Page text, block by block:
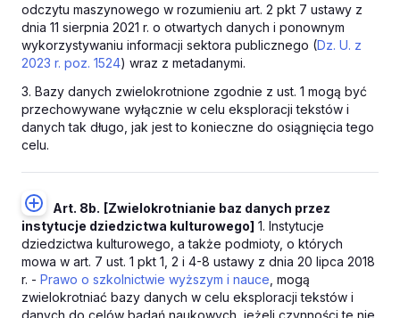
odczytu maszynowego w rozumieniu art. 2 pkt 7 ustawy z
dnia 11 sierpnia 2021 r. o otwartych danych i ponownym
wykorzystywaniu informacji sektora publicznego (Dz. U. z
2023 r. poz. 1524) wraz z metadanymi.
3. Bazy danych zwielokrotnione zgodnie z ust. 1 mogą być
przechowywane wyłącznie w celu eksploracji tekstów i
danych tak długo, jak jest to konieczne do osiągnięcia tego
celu.
Art. 8b. [Zwielokrotnianie baz danych przez
instytucje dziedzictwa kulturowego] 1. Instytucje
dziedzictwa kulturowego, a także podmioty, o których
mowa w art. 7 ust. 1 pkt 1, 2 i 4-8 ustawy z dnia 20 lipca 2018
r. - Prawo o szkolnictwie wyższym i nauce , mogą
zwielokrotniać bazy danych w celu eksploracji tekstów i
danych do celów badań naukowych, jeżeli czynności te nie